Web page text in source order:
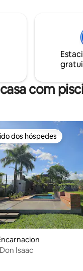
com
média de 5, 4
dos hóspedes
dos hóspedes
Isaac